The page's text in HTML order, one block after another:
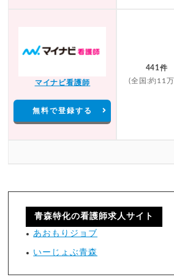
マイナビ看護師
無料で登録する
441件
(全国:約11
青森特化の看護師求人サイト
あおもりジョブ
いーじょぶ青森